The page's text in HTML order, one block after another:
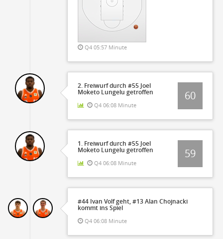
Q4 05:57 Minute
2. Freiwurf durch #55 Joel
Moketo Lungelu getroffen
Q4 06:08 Minute
60
1. Freiwurf durch #55 Joel
Moketo Lungelu getroffen
Q4 06:08 Minute
59
#44 Ivan Volf geht, #13 Alan Chojnacki
kommt ins Spiel
Q4 06:08 Minute